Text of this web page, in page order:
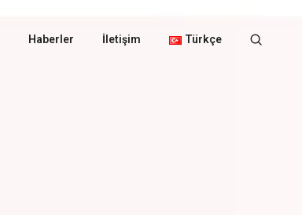
Haberler İletişim Türkçe